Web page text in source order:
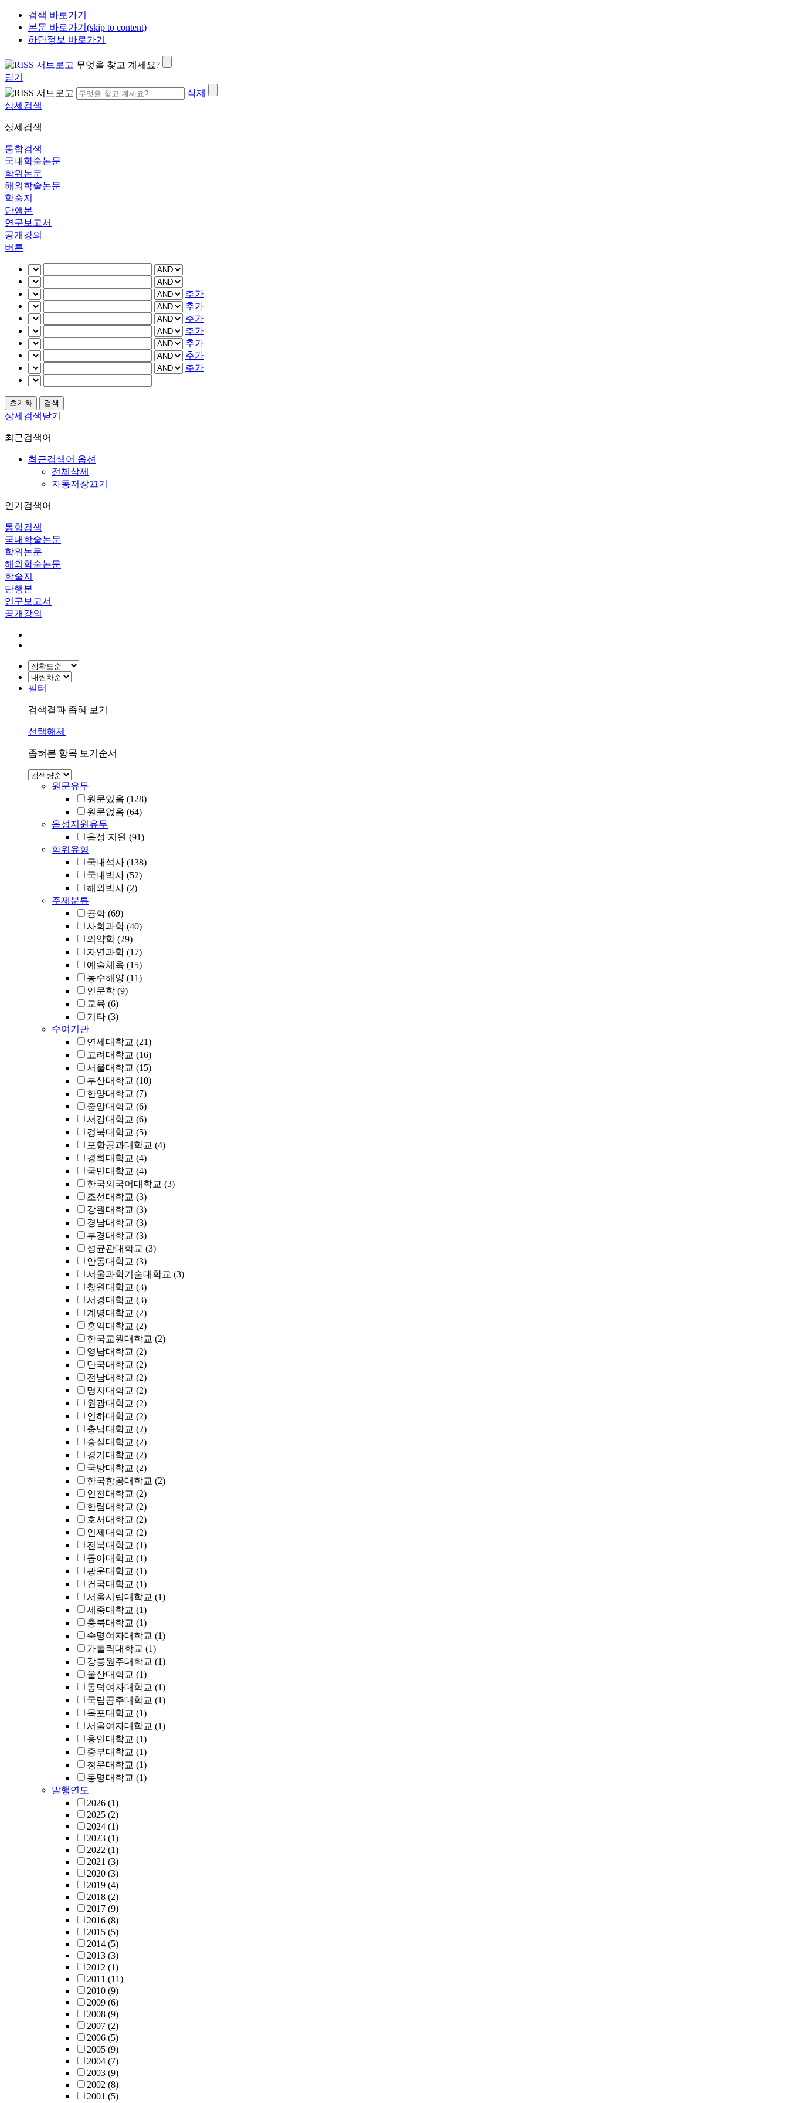
검색 바로가기
본문 바로가기(skip to content)
하단정보 바로가기
무엇을 찾고 계세요?
닫기
삭제
상세검색
상세검색
통합검색
국내학술논문
학위논문
해외학술논문
학술지
단행본
연구보고서
공개강의
버튼
추가
추가
추가
추가
추가
추가
추가
상세검색닫기
최근검색어
최근검색어 옵션
전체삭제
자동저장끄기
인기검색어
통합검색
국내학술논문
학위논문
해외학술논문
학술지
단행본
연구보고서
공개강의
필터
검색결과 좁혀 보기
선택해제
좁혀본 항목 보기순서
원문유무
원문있음 (128)
원문없음 (64)
음성지원유무
음성 지원 (91)
학위유형
국내석사 (138)
국내박사 (52)
해외박사 (2)
주제분류
공학 (69)
사회과학 (40)
의약학 (29)
자연과학 (17)
예술체육 (15)
농수해양 (11)
인문학 (9)
교육 (6)
기타 (3)
수여기관
연세대학교 (21)
고려대학교 (16)
서울대학교 (15)
부산대학교 (10)
한양대학교 (7)
중앙대학교 (6)
서강대학교 (6)
경북대학교 (5)
포항공과대학교 (4)
경희대학교 (4)
국민대학교 (4)
한국외국어대학교 (3)
조선대학교 (3)
강원대학교 (3)
경남대학교 (3)
부경대학교 (3)
성균관대학교 (3)
안동대학교 (3)
서울과학기술대학교 (3)
창원대학교 (3)
서경대학교 (3)
계명대학교 (2)
홍익대학교 (2)
한국교원대학교 (2)
영남대학교 (2)
단국대학교 (2)
전남대학교 (2)
명지대학교 (2)
원광대학교 (2)
인하대학교 (2)
충남대학교 (2)
숭실대학교 (2)
경기대학교 (2)
국방대학교 (2)
한국항공대학교 (2)
인천대학교 (2)
한림대학교 (2)
호서대학교 (2)
인제대학교 (2)
전북대학교 (1)
동아대학교 (1)
광운대학교 (1)
건국대학교 (1)
서울시립대학교 (1)
세종대학교 (1)
충북대학교 (1)
숙명여자대학교 (1)
가톨릭대학교 (1)
강릉원주대학교 (1)
울산대학교 (1)
동덕여자대학교 (1)
국립공주대학교 (1)
목포대학교 (1)
서울여자대학교 (1)
용인대학교 (1)
중부대학교 (1)
청운대학교 (1)
동명대학교 (1)
발행연도
2026 (1)
2025 (2)
2024 (1)
2023 (1)
2022 (1)
2021 (3)
2020 (3)
2019 (4)
2018 (2)
2017 (9)
2016 (8)
2015 (5)
2014 (5)
2013 (3)
2012 (1)
2011 (11)
2010 (9)
2009 (6)
2008 (9)
2007 (2)
2006 (5)
2005 (9)
2004 (7)
2003 (9)
2002 (8)
2001 (5)